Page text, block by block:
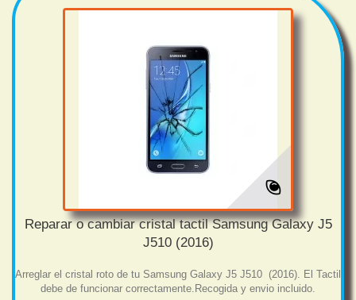
Reparar o cambiar cristal tactil Samsung Galaxy J5
J510 (2016)
Arreglar el cristal roto de tu Samsung Galaxy J5 J510 (2016). El Tactil
debe de funcionar correctamente.Recogida y envio incluido.